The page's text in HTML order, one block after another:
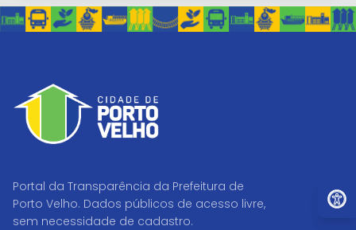
Portal da Transparência da Prefeitura de
Porto Velho. Dados públicos de acesso livre,
sem necessidade de cadastro.
Ir